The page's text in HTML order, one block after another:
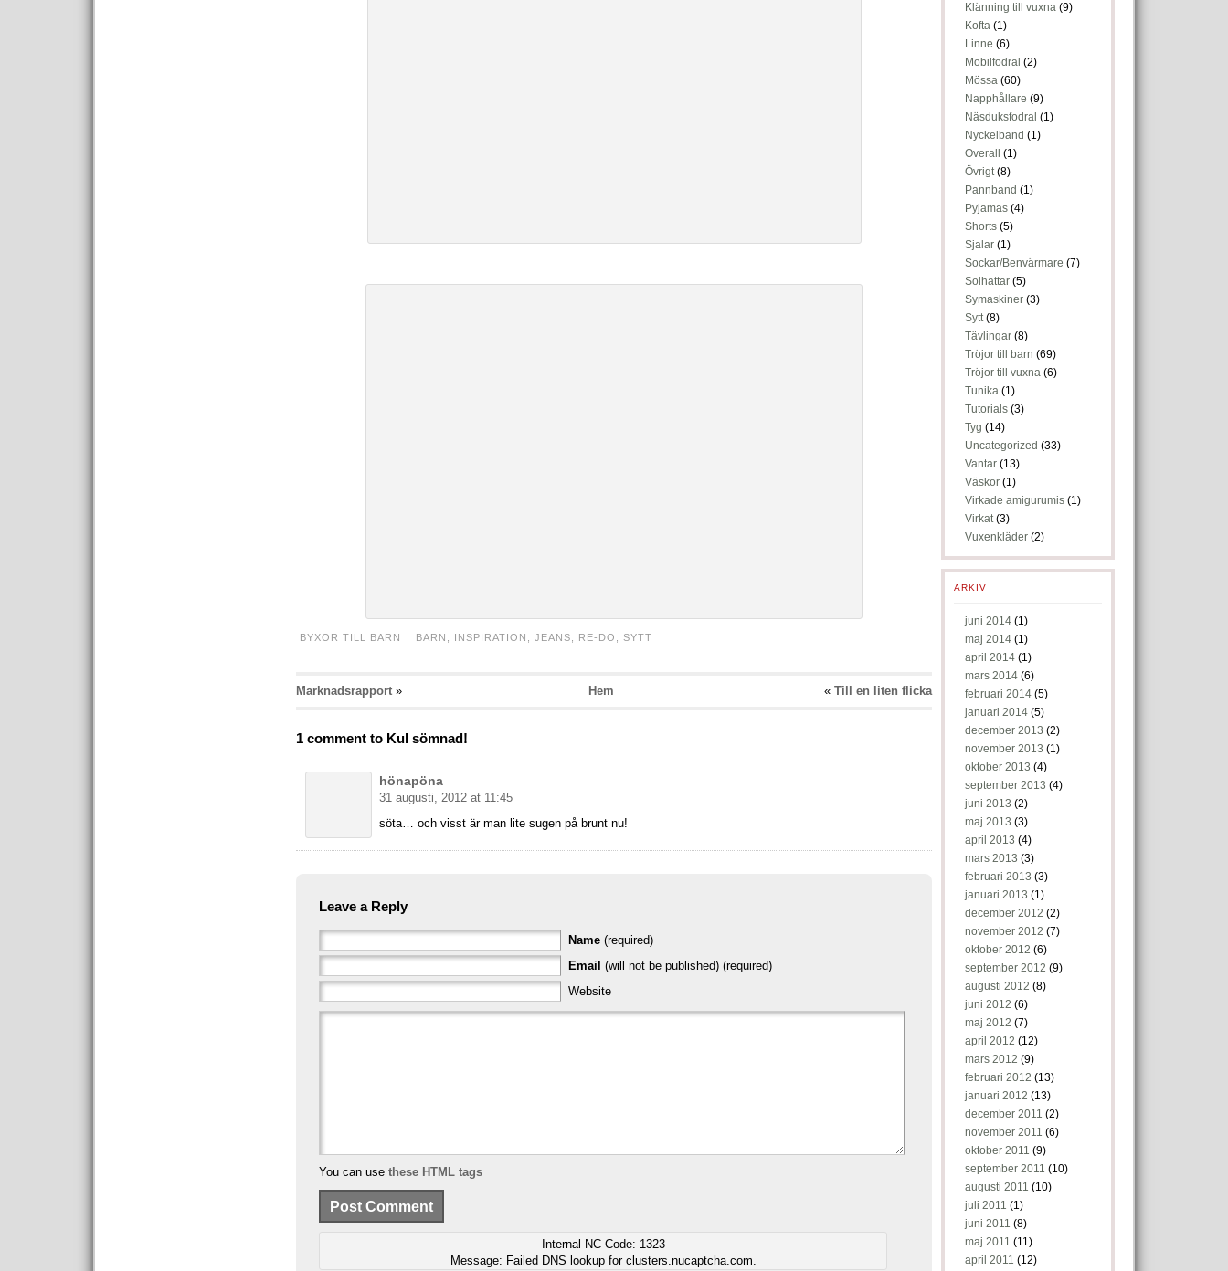
BYXOR TILL BARN BARN INSPIRATION JEANS RE-DO SYTT
Marknadsrapport » Hem « Till en liten flicka
1 comment to Kul sömnad!
hönapöna
31 augusti, 2012 at 11:45
söta… och visst är man lite sugen på brunt nu!
Leave a Reply
Name (required)
Email (will not be published) (required)
Website
You can use these HTML tags
Internal NC Code: 1323
Message: Failed DNS lookup for clusters.nucaptcha.com.
Klänning till vuxna (9)
Kofta (1)
Linne (6)
Mobilfodral (2)
Mössa (60)
Napphållare (9)
Näsduksfodral (1)
Nyckelband (1)
Overall
(1)
Övrigt(8)
Pannband (1)
Pyjamas (4)
Shorts (5)
Sjalar (1)
Sockar/Benvärmare (7)
Solhattar (5)
Symaskiner (3)
Sytt(8)
Tävlingar (8)
Tröjor till barn (69)
Tröjor till vuxna (6)
Tunika (1)
Tutorials (3)
Tyg (14)
Uncategorized (33)
Vantar (13)
Väskor (1)
Virkade amigurumis (1)
Virkat(3)
Vuxenkläder (2)
ARKIV
juni 2014 (1)
maj 2014 (1)
april 2014 (1)
mars 2014 (6)
februari 2014 (5)
januari 2014 (5)
december 2013 (2)
november 2013 (1)
oktober 2013 (4)
september 2013 (4)
juni 2013 (2)
maj 2013 (3)
april 2013 (4)
mars 2013 (3)
februari 2013 (3)
januari 2013 (1)
december 2012 (2)
november 2012 (7)
oktober 2012 (6)
september 2012 (9)
augusti 2012 (8)
juni 2012 (6)
maj 2012 (7)
april 2012 (12)
mars 2012 (9)
februari 2012 (13)
januari 2012 (13)
december 2011 (2)
november 2011 (6)
oktober 2011 (9)
september 2011 (10)
augusti 2011 (10)
juli 2011 (1)
juni 2011 (8)
maj 2011 (11)
april 2011 (12)